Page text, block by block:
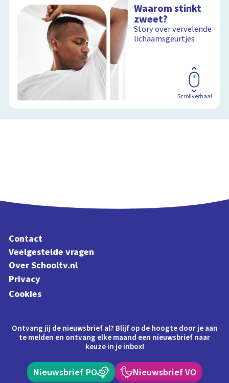
Waarom stinkt
zweet?
Story over vervelende
lichaamsgeurtjes
Scrollverhaal
Contact
Veelgestelde vragen
Over Schooltv.nl
Privacy
Cookies
Ontvang jij de nieuwsbrief al? Blijf op de hoogte door je aan
te melden en ontvang elke maand een nieuwsbrief naar
keuze in je inbox!
Nieuwsbrief PO Nieuwsbrief VO